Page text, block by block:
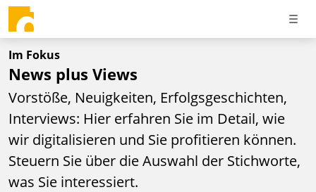
Im Fokus
News plus Views
Vorstöße, Neuigkeiten, Erfolgsgeschichten,
Interviews: Hier erfahren Sie im Detail, wie
wir digitalisieren und Sie profitieren können.
Steuern Sie über die Auswahl der Stichworte,
was Sie interessiert.